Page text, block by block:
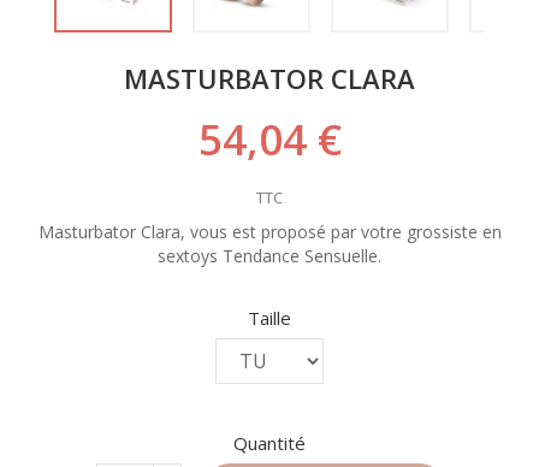
MASTURBATOR CLARA
54,04 €
TTC
Masturbator Clara, vous est proposé par votre grossiste en
sextoys Tendance Sensuelle.
Taille
Quantité